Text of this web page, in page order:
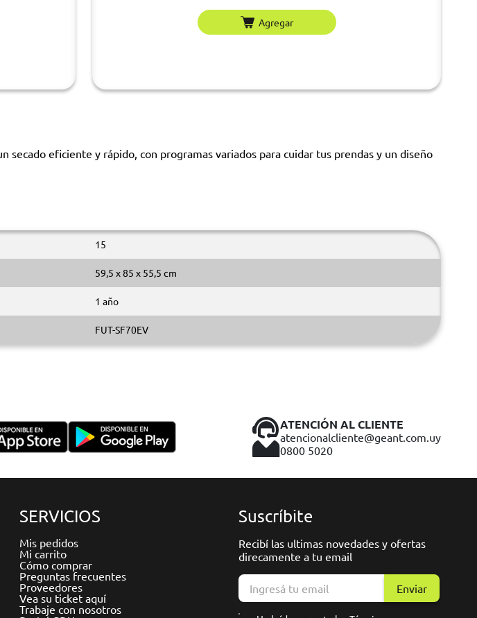
Agregar
secado eficiente y rápido, con programas variados para cuidar tus prendas y un diseño
15
59,5 x 85 x 55,5 cm
1 año
FUT-SF70EV
ATENCIÓN AL CLIENTE
atencionalcliente@geant.com.uy
0800 5020
SERVICIOS
Mis pedidos
Mi carrito
Cómo comprar
Preguntas frecuentes
Proveedores
Vea su ticket aquí
Trabaje con nosotros
Suscríbite
Recibí las ultimas novedades y ofertas
direcamente a tu email
Enviar